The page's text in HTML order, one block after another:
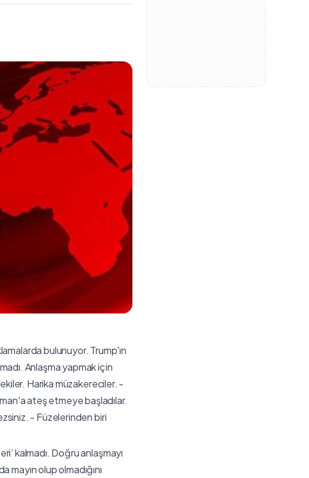
bulunuyor. Trump'ın
Anlaşma yapmak için
Harika müzakereciler. -
ateş etmeye başladılar.
- Füzelerinden biri
kalmadı. Doğru anlaşmayı
mayın olup olmadığını